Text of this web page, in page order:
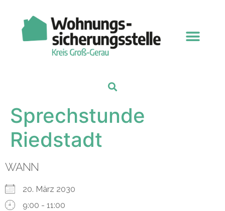
Sprechstunde
Riedstadt
WANN
20. März 2030
9:00 - 11:00